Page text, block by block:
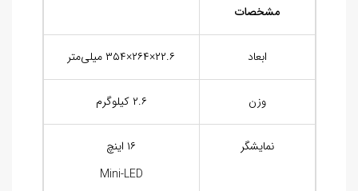
مشخصات
ابعاد ۲۲.۶×۲۶۴×۳۵۴ میلی‌متر
وزن ۲.۶ کیلوگرم
نمایشگر
۱۶ اینچ
Mini-LED